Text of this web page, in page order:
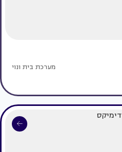
מערכת בית ונוי